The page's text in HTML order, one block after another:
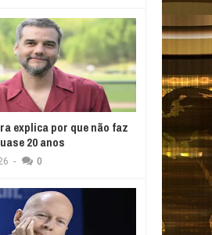
explica por que não faz
20 anos
- 0